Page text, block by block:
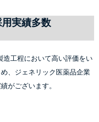
実績多数
造工程において高い評価をい
、ジェネリック医薬品企業
がございます。